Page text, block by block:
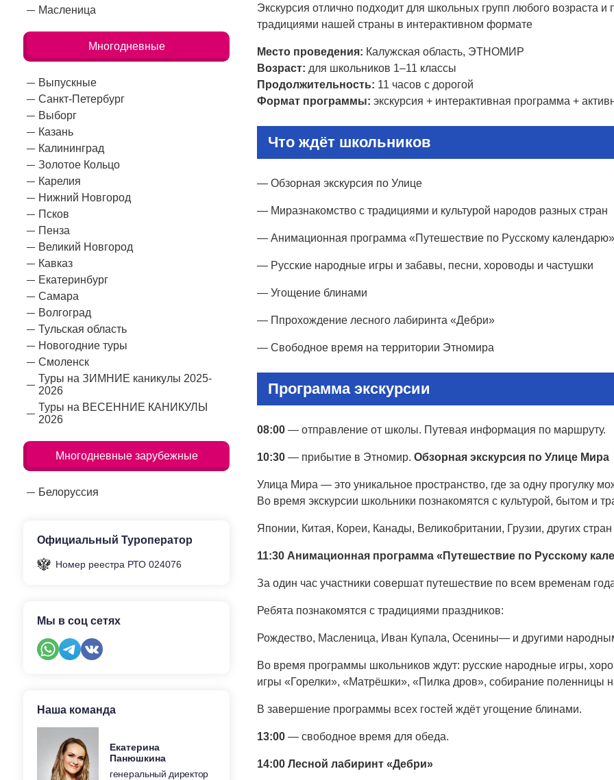
Масленица
Многодневные
Выпускные
Санкт-Петербург
Выборг
Казань
Калининград
Золотое Кольцо
Карелия
Нижний Новгород
Псков
Пенза
Великий Новгород
Кавказ
Екатеринбург
Самара
Волгоград
Тульская область
Новогодние туры
Смоленск
Туры на ЗИМНИЕ каникулы 2025-
2026
Туры на ВЕСЕННИЕ КАНИКУЛЫ
2026
Многодневные зарубежные
Белоруссия
Официальный Туроператор
Номер реестра РТО 024076
Мы в соц сетях
Наша команда
Екатерина
Панюшкина
генеральный директор
Экскурсия отлично подходит для школьных групп любого возраста и
традициями нашей страны в интерактивном формате
Место проведения: Калужская область, ЭТНОМИР
Возраст: для школьников 1–11 классы
Продолжительность: 11 часов с дорогой
Формат программы: экскурсия + интерактивная программа +
Что ждёт школьников
— Обзорная экскурсия по Улице
— Миразнакомство с традициями и культурой народов разных стран
— Анимационная программа «Путешествие по Русскому календарю»
— Русские народные игры и забавы, песни, хороводы и частушки
— Угощение блинами
— Ппрохождение лесного лабиринта «Дебри»
— Свободное время на территории Этномира
Программа экскурсии
08:00 — отправление от школы. Путевая информация по маршруту.
10:30 — прибытие в Этномир. Обзорная экскурсия по Улице Мира
Улица Мира — это уникальное пространство, где за одну прогулку
Во время экскурсии школьники познакомятся с культурой, бытом и
Японии, Китая, Кореи, Канады, Великобритании, Грузии, других
11:30 Анимационная программа «Путешествие по Русскому
За один час участники совершат путешествие по всем временам
Ребята познакомятся с традициями праздников:
Рождество, Масленица, Иван Купала, Осенины— и другими
Во время программы школьников ждут: русские народные игры,
игры «Горелки», «Матрёшки», «Пилка дров», собирание поленницы
В завершение программы всех гостей ждёт угощение блинами.
13:00 — свободное время для обеда.
14:00 Лесной лабиринт «Дебри»